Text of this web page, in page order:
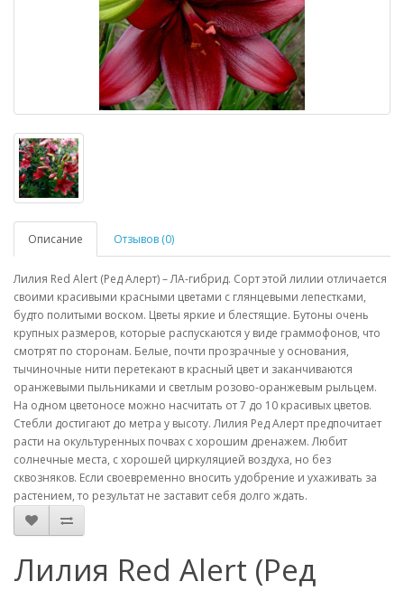
Описание Отзывов (0)
Лилия Red Alert (Ред Алерт) – ЛА-гибрид. Сорт этой лилии отличается
своими красивыми красными цветами с глянцевыми лепестками,
будто политыми воском. Цветы яркие и блестящие. Бутоны очень
крупных размеров, которые распускаются у виде граммофонов, что
смотрят по сторонам. Белые, почти прозрачные у основания,
тычиночные нити перетекают в красный цвет и заканчиваются
оранжевыми пыльниками и светлым розово-оранжевым рыльцем.
На одном цветоносе можно насчитать от 7 до 10 красивых цветов.
Стебли достигают до метра у высоту. Лилия Ред Алерт предпочитает
расти на окультуренных почвах с хорошим дренажем. Любит
солнечные места, с хорошей циркуляцией воздуха, но без
сквозняков. Если своевременно вносить удобрение и ухаживать за
растением, то результат не заставит себя долго ждать.
Лилия Red Alert (Ред